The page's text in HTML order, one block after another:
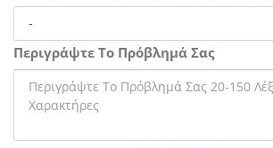
Περιγράψτε Το Πρόβλημά Σας